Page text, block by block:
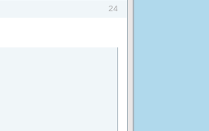
24